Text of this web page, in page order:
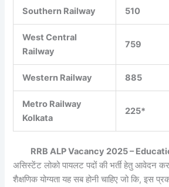
Southern Railway 510
West Central
Railway
759
Western Railway 885
Metro Railway
Kolkata
225*
RRB ALP Vacancy 2025 –
असिस्टेंट लोको पायलट पदों की भर्ती हेतु आवेदन
शैक्षणिक योग्यता यह सब होनी चाहिए जो कि, इस